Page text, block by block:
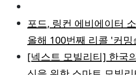
포드, 링컨 에비에이터
올해 100번째 리콜 '커밍
[넥스트 모빌리티] 한국